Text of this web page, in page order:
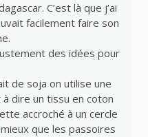
C’est là que j’ai
facilement faire son
des idées pour
de soja on utilise une
à dire un tissu en coton
accroché à un cercle
que les passoires